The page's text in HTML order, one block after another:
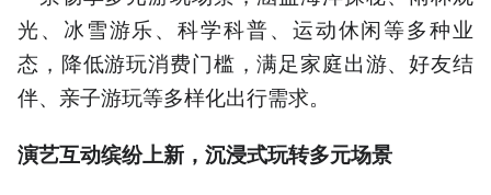
光、冰雪游乐、科学科普、运动休闲等多种业
态，降低游玩消费门槛，满足家庭出游、好友结
伴、亲子游玩等多样化出行需求。
演艺互动缤纷上新，沉浸式玩转多元场景